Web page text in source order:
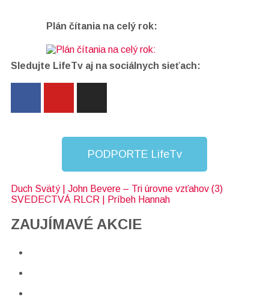
Plán čítania na celý rok:
Sledujte LifeTv aj na sociálnych sieťach:
PODPORTE LifeTv
Duch Svätý | John Bevere – Tri úrovne vzťahov (3)
SVEDECTVÁ RLCR | Príbeh Hannah
ZAUJÍMAVÉ AKCIE​